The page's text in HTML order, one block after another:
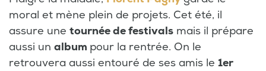
moral et mène plein de projets. Cet été, il
assure une tournée de festivals mais il prépare
aussi un album pour la rentrée. On le
retrouvera aussi entouré de ses amis le 1er